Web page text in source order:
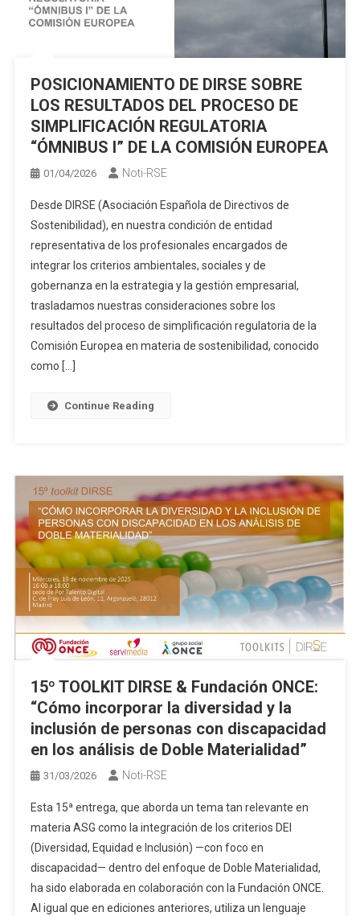
POSICIONAMIENTO DE DIRSE SOBRE
LOS RESULTADOS DEL PROCESO DE
SIMPLIFICACIÓN REGULATORIA
“ÓMNIBUS I” DE LA COMISIÓN EUROPEA
01/04/2026 Noti-RSE
Desde DIRSE (Asociación Española de Directivos de
Sostenibilidad), en nuestra condición de entidad
representativa de los profesionales encargados de
integrar los criterios ambientales, sociales y de
gobernanza en la estrategia y la gestión empresarial,
trasladamos nuestras consideraciones sobre los
resultados del proceso de simplificación regulatoria de la
Comisión Europea en materia de sostenibilidad, conocido
como […]
Continue Reading
15º TOOLKIT DIRSE & Fundación ONCE:
“Cómo incorporar la diversidad y la
inclusión de personas con discapacidad
en los análisis de Doble Materialidad”
31/03/2026 Noti-RSE
Esta 15ª entrega, que aborda un tema tan relevante en
materia ASG como la integración de los criterios DEI
(Diversidad, Equidad e Inclusión) —con foco en
discapacidad— dentro del enfoque de Doble Materialidad,
ha sido elaborada en colaboración con la Fundación ONCE.
Al igual que en ediciones anteriores, utiliza un lenguaje